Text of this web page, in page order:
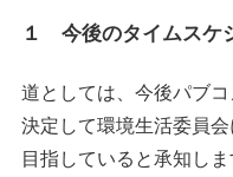
１ 今後のタイムスケ
道としては、今後パブ
決定して環境生活委員
目指していると承知し